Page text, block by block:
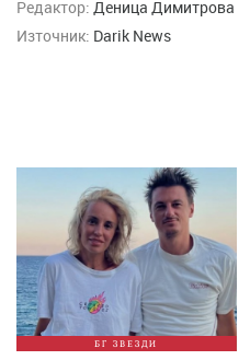
Редактор: Деница Димитрова
Източник: Darik News
БГ ЗВЕЗДИ